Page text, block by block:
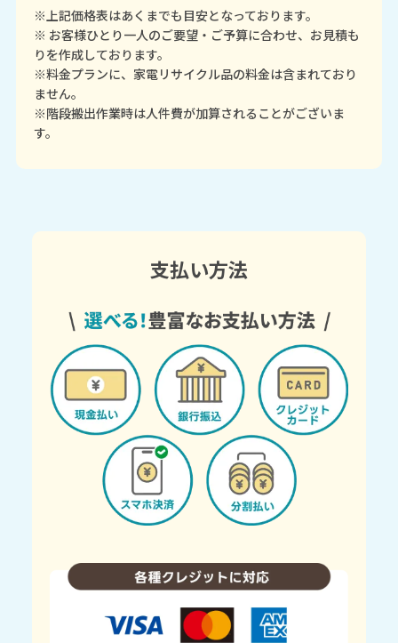
※上記価格表はあくまでも目安となっております。
※ お客様ひとり一人のご要望・ご予算に合わせ、お見積も
りを作成しております。
※料金プランに、家電リサイクル品の料金は含まれており
ません。
※階段搬出作業時は人件費が加算されることがございま
す。
支払い方法